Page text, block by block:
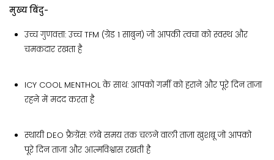
मुख्य बिंदु-
उच्च गुणवत्ता: उच्च TFM (ग्रेड 1 साबुन) जो आपकी त्वचा को स्वस्थ और
चमकदार रखता है
ICY COOL MENTHOL के साथ: आपको गर्मी को हराने और पूरे दिन ताजा
रहने में मदद करता है
स्थायी DEO फ्रैग्रेंस: लंबे समय तक चलने वाली ताज़ा खुशबू जो आपको
पूरे दिन ताजा और आत्मविश्वास रखती है